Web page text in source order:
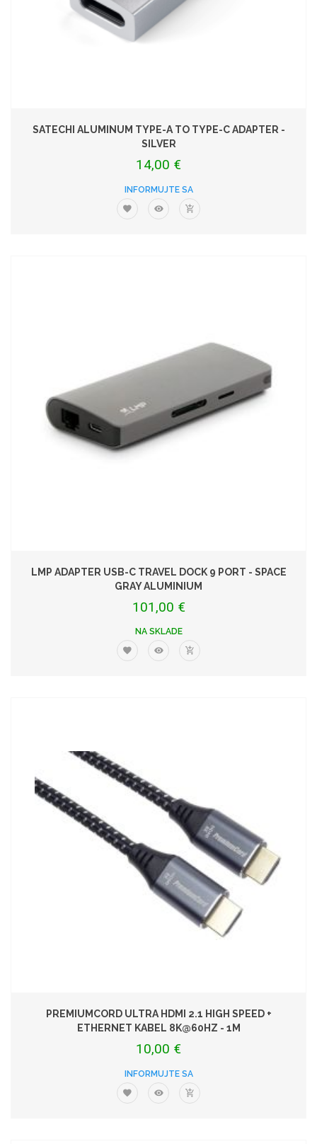
SATECHI ALUMINUM TYPE-A TO TYPE-C ADAPTER -
SILVER
14,00 €
INFORMUJTE SA
LMP ADAPTER USB-C TRAVEL DOCK 9 PORT - SPACE
GRAY ALUMINIUM
101,00 €
NA SKLADE
PREMIUMCORD ULTRA HDMI 2.1 HIGH SPEED +
ETHERNET KABEL 8K@60HZ - 1M
10,00 €
INFORMUJTE SA